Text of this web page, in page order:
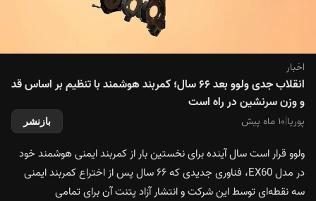
اخبار
انقلاب جدی ولوو بعد ۶۶ سال؛ کمربند هوشمند با تنظیم بر اساس قد
و وزن سرنشین در راه است
پوریا|۱۰ ماه پیش بازنشر
ولوو قرار است سال آینده برای نخستین بار از کمربند ایمنی هوشمند خود
در مدل EX60، فناوری جدیدی که ۶۶ سال پس از اختراع کمربند ایمنی
سه‌ نقطه‌ای توسط این شرکت و انتشار آزاد پتنت آن برای تمامی